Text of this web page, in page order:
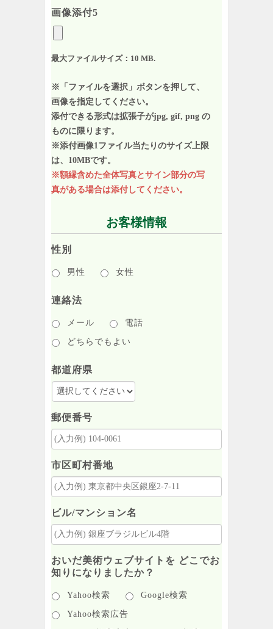
画像添付5
最大ファイルサイズ：10 MB.
※「ファイルを選択」ボタンを押して、
画像を指定してください。
添付できる形式は拡張子がjpg, gif, png の
ものに限ります。
※添付画像1ファイル当たりのサイズ上限
は、10MBです。
※額縁含めた全体写真とサイン部分の写
真がある場合は添付してください。
お客様情報
性別
男性 女性
連絡法
メール 電話
どちらでもよい
都道府県
郵便番号
市区町村番地
ビル/マンション名
おいだ美術ウェブサイトを どこでお
知りになりましたか？
Yahoo検索 Google検索
Yahoo検索広告